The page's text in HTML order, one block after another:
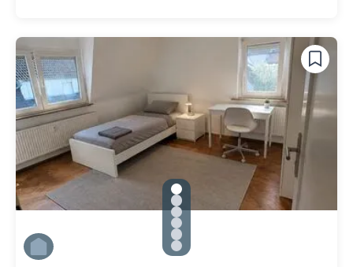
gallery.slide_selector
Zu Slide 1 wechseln
Zu Slide 2 wechseln
Zu Slide 3 wechseln
Zu Slide 4 wechseln
Zu Slide 5 wechseln
Zu Slide 6 wechseln